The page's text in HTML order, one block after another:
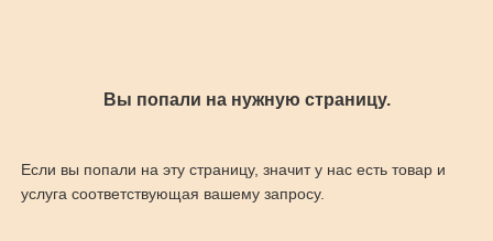
Вы попали на нужную страницу.
Если вы попали на эту страницу, значит у нас есть товар и
услуга соответствующая вашему запросу.